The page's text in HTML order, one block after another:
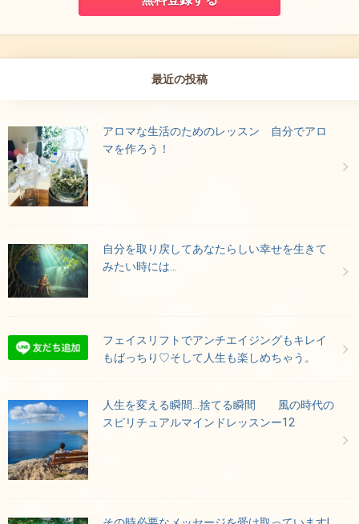
最近の投稿
アロマな生活のためのレッスン 自分でアロ
マを作ろう！
自分を取り戻してあなたらしい幸せを生きて
みたい時には…
フェイスリフトでアンチエイジングもキレイ
もばっちり♡そして人生も楽しめちゃう。
人生を変える瞬間…捨てる瞬間 風の時代の
スピリチュアルマインドレッスンー12